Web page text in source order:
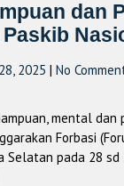
dan
2025 | No
mental
Forbasi
Selatan pada 28